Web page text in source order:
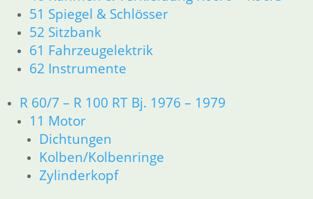
51 Spiegel & Schlösser
52 Sitzbank
61 Fahrzeugelektrik
62 Instrumente
R 60/7 – R 100 RT Bj. 1976 – 1979
11 Motor
Dichtungen
Kolben/Kolbenringe
Zylinderkopf
inkl. MwSt.
zzgl.Versandkosten
In den Warenkorb
Simmerring Schalthebelwelle
5 Gang
6,90€
Artikelnummer: 1338740
inkl. MwSt.